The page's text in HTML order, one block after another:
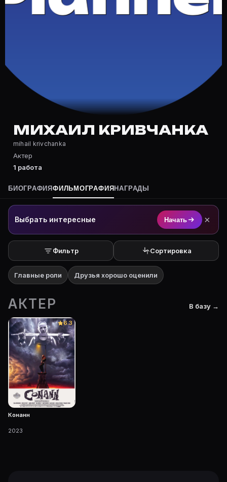
Частые вопросы о Михаил
Полный список — на Movie Planner: https://movie-
Кто такой(ая) Михаил Кривчанка?
Михаил Кривчанка — Актер. Биография и роли на
Где открыть фильмографию Михаил Кривчанка?
На Movie Planner: https://movie-planner.ru/s/
МИХАИЛ КРИВЧАНКА
mihail krivchanka
Актер
1 работа
БИОГРАФИЯФИЛЬМОГРАФИЯ НАГРАДЫ
Выбрать интересные Начать ×
Фильтр Сортировка
Главные роли Друзья хорошо оценили
АКТЕР В базу →
6.3
Конанн
2023